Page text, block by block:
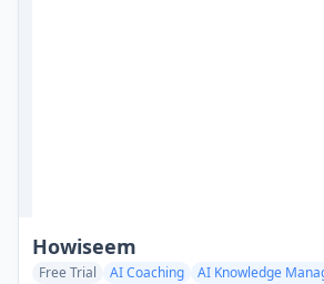
Howiseem
Free Trial AI Coaching
AI Knowledge